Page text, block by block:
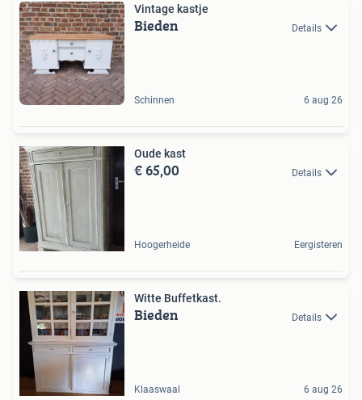
Vintage kastje
Bieden Details
Schinnen 6 aug 26
Oude kast
€ 65,00 Details
Hoogerheide Eergisteren
Witte Buffetkast.
Bieden Details
Klaaswaal 6 aug 26